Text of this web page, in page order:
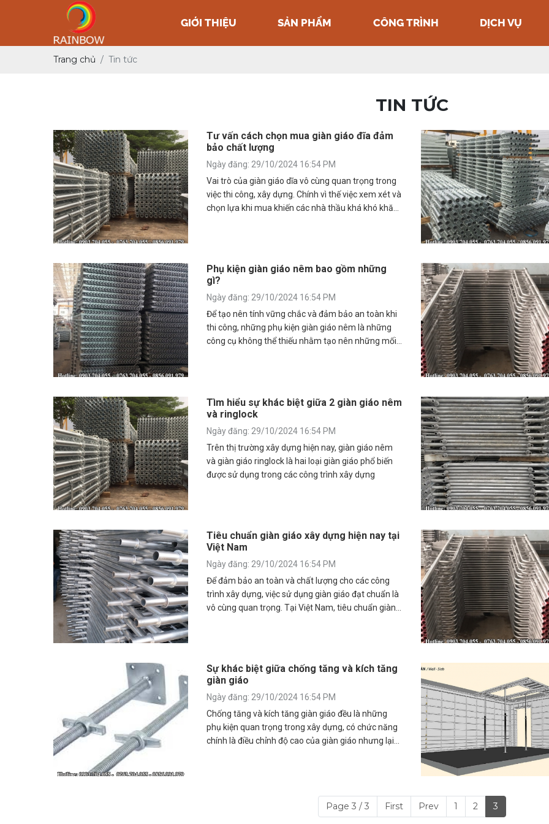
GIỚI THIỆU SẢN PHẨM CÔNG TRÌNH DỊCH VỤ
Trang chủ Tin tức
TIN TỨC
Tư vấn cách chọn mua giàn giáo đĩa đảm
bảo chất lượng
Ngày đăng: 29/10/2024 16:54 PM
Vai trò của giàn giáo dĩa vô cùng quan trọng trong
việc thi công, xây dựng. Chính vì thế việc xem xét và
chọn lựa khi mua khiến các nhà thầu khá khó khăn
Phụ kiện giàn giáo nêm bao gồm những
gì?
Ngày đăng: 29/10/2024 16:54 PM
Để tạo nên tính vững chắc và đảm bảo an toàn khi
thi công, những phụ kiện giàn giáo nêm là những
công cụ không thể thiếu nhằm tạo nên những mối
Tìm hiểu sự khác biệt giữa 2 giàn giáo nêm
và ringlock
Ngày đăng: 29/10/2024 16:54 PM
Trên thị trường xây dựng hiện nay, giàn giáo nêm
và giàn giáo ringlock là hai loại giàn giáo phổ biến
được sử dụng trong các công trình xây dựng
Tiêu chuẩn giàn giáo xây dựng hiện nay tại
Việt Nam
Ngày đăng: 29/10/2024 16:54 PM
Để đảm bảo an toàn và chất lượng cho các công
trình xây dựng, việc sử dụng giàn giáo đạt chuẩn là
vô cùng quan trọng. Tại Việt Nam, tiêu chuẩn giàn
Sự khác biệt giữa chống tăng và kích tăng
giàn giáo
Ngày đăng: 29/10/2024 16:54 PM
Chống tăng và kích tăng giàn giáo đều là những
phụ kiện quan trọng trong xây dựng, có chức năng
chính là điều chỉnh độ cao của giàn giáo nhưng lại
Page 3 / 3 First Prev 1 2 3